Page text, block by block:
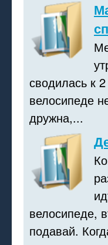
сводилась к
велосипеде
дружна,...
велосипеде,
подавай.